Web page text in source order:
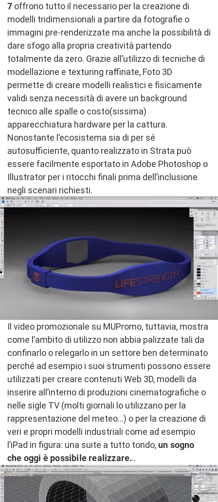
7 offrono tutto il necessario per la creazione di
modelli tridimensionali a partire da fotografie o
immagini pre-renderizzate ma anche la possibilità di
dare sfogo alla propria creatività partendo
totalmente da zero. Grazie all’utilizzo di tecniche di
modellazione e texturing raffinate, Foto 3D
permette di creare modelli realistici e fisicamente
validi senza necessità di avere un background
tecnico alle spalle o costo(sissima)
apparecchiatura hardware per la cattura.
Nonostante l’ecosistema sia di per sé
autosufficiente, quanto realizzato in Strata può
essere facilmente esportato in Adobe Photoshop o
Illustrator per i ritocchi finali prima dell’inclusione
negli scenari richiesti.
Il video promozionale su MUPromo, tuttavia, mostra
come l’ambito di utilizzo non abbia palizzate tali da
confinarlo o relegarlo in un settore ben determinato
perché ad esempio i suoi strumenti possono essere
utilizzati per creare contenuti Web 3D, modelli da
inserire all’interno di produzioni cinematografiche o
nelle sigle TV (molti giornali lo utilizzano per la
rappresentazione del meteo…) o per la creazione di
veri e propri modelli industriali come ad esempio
l’iPad in figura: una suite a tutto tondo, un sogno
che oggi è possibile realizzare...